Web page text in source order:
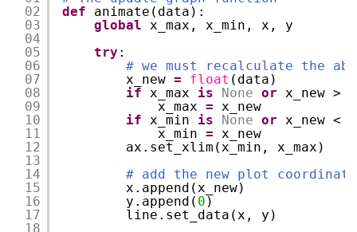
02
03
04
05
06
07
08
09
10
11
12
13
14
15
16
17
18
def
animate(data):
global x_max, x_min, x, y
try :
# we must recalculate the
x_new = float (data)
if x_max is None or x_new >
x_max = x_new
if x_min is None or x_new <
x_min = x_new
ax.set_xlim(x_min, x_max)
# add the new plot coordinate
x.append(x_new)
y.append( 0 )
line.set_data(x, y)